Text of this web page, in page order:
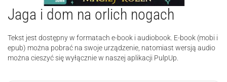
Jaga i dom na orlich nogach
Tekst jest dostępny w formatach e-book i audiobook. E-book (mobi i
epub) można pobrać na swoje urządzenie, natomiast wersją audio
można cieszyć się wyłącznie w naszej aplikacji PulpUp.